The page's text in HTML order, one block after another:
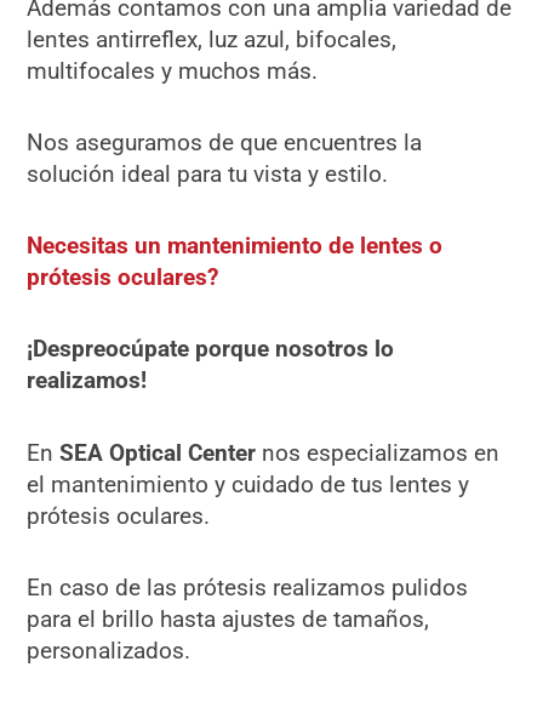
Además contamos con una amplia variedad de
lentes antirreflex, luz azul, bifocales,
multifocales y muchos más.
Nos aseguramos de que encuentres la
solución ideal para tu vista y estilo.
Necesitas un mantenimiento de lentes o
prótesis oculares?
¡Despreocúpate porque nosotros lo
realizamos!
EnSEA Optical Center nos especializamos en
el mantenimiento y cuidado de tus lentes y
prótesis oculares.
En caso de las prótesis realizamos pulidos
para el brillo hasta ajustes de tamaños,
personalizados.